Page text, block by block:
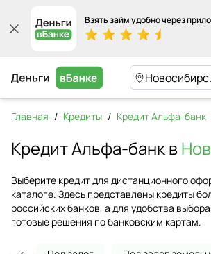
Взять займ удобно через
Главная / Кредиты / Кредит Альфа-банк
Кредит Альфа-банк в
Выберите кредит для дистанционного
каталоге. Здесь представлены кредиты
российских банков, а для удобства
готовые решения по банковским картам.